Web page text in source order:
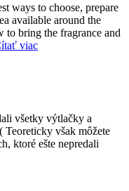
ways to choose, prepare
available around the
bring the fragrance and
viac
všetky výtlačky a
Teoreticky však môžete
ktoré ešte nepredali